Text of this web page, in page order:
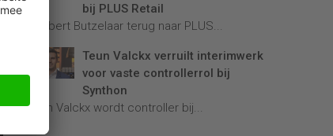
bij PLUS Retail
Robbert Butzelaar terug naar PLUS...
Teun Valckx verruilt interimwerk
voor vaste controllerrol bij
Synthon
Teun Valckx wordt controller bij...